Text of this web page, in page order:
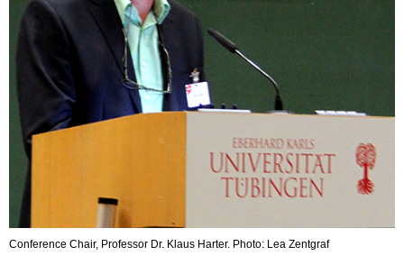
Conference Chair, Professor Dr. Klaus Harter. Photo: Lea Zentgraf